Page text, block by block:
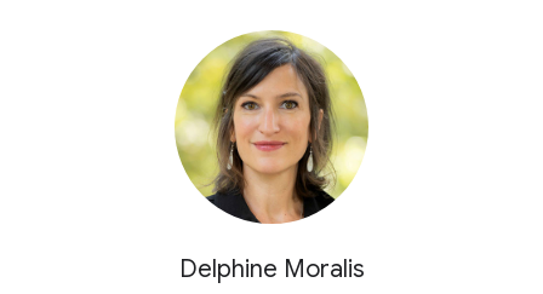
Delphine Moralis